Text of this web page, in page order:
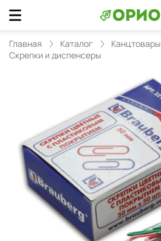
Главная Каталог
Канцтовары
Скрепки и диспенсеры